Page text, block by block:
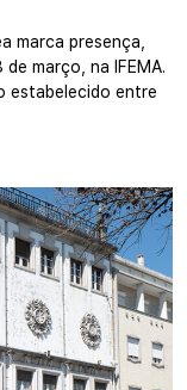
marca presença,
março, na IFEMA.
estabelecido entre